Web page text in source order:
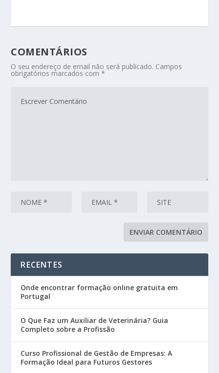
COMENTÁRIOS
O seu endereço de email não será publicado. Campos
obrigatórios marcados com*
RECENTES
Onde encontrar formação online gratuita em
Portugal
O Que Faz um Auxiliar de Veterinária? Guia
Completo sobre a Profissão
Curso Profissional de Gestão de Empresas: A
Formação Ideal para Futuros Gestores